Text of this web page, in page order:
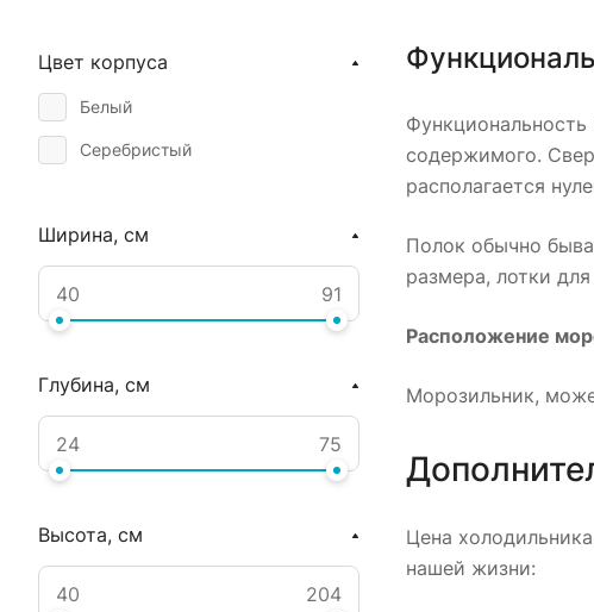
содержимого.
располагается
Полок обычно
размера, лотки
Расположение
Морозильник,
Цена
нашей жизни:
Цвет корпуса
Белый
Серебристый
Ширина, см
Глубина, см
Высота, см